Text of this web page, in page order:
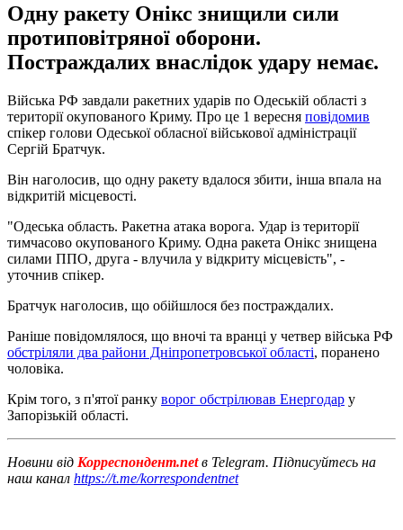
Одну ракету Онікс знищили сили
протиповітряної оборони.
Постраждалих внаслідок удару немає.
Війська РФ завдали ракетних ударів по Одеській області з
території окупованого Криму. Про це 1 вересня повідомив
спікер голови Одеської обласної військової адміністрації
Сергій Братчук.
Він наголосив, що одну ракету вдалося збити, інша впала на
відкритій місцевості.
"Одеська область. Ракетна атака ворога. Удар із території
тимчасово окупованого Криму. Одна ракета Онікс знищена
силами ППО, друга - влучила у відкриту місцевість", -
уточнив спікер.
Братчук наголосив, що обійшлося без постраждалих.
Раніше повідомлялося, що вночі та вранці у четвер війська РФ
обстріляли два райони Дніпропетровської області, поранено
чоловіка.
Крім того, з п'ятої ранку ворог обстрілював Енергодар у
Запорізькій області.
Новини від Корреспондент.netв Telegram. Підписуйтесь на
наш канал https://t.me/korrespondentnet